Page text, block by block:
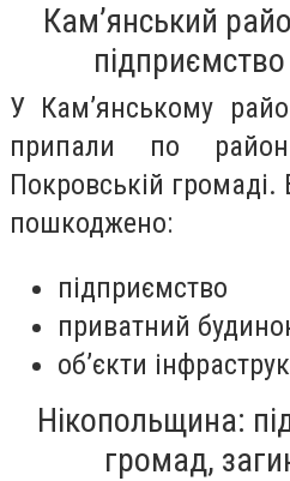
Кам’янський
У Кам’янському
припали по
Покровській громаді.
пошкоджено:
підприємство
приватний
об’єкти
Нікопольщина:
громад,